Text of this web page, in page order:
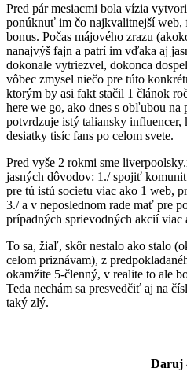
Pred pár mesiacmi bola vízia
ponúknuť im čo najkvalitnejší web,
bonus. Počas májového zrazu
nanajvýš fajn a patrí im vďaka aj
dokonale vytriezvel, dokonca
vôbec zmysel niečo pre túto
ktorým by asi fakt stačil 1 článok
here we go, ako dnes s obľubou na
potvrdzuje istý taliansky
desiatky tisíc fans po celom svete.
Pred vyše 2 rokmi sme
jasných dôvodov: 1./ spojiť
pre tú istú societu viac ako 1 web,
3./ a v neposlednom rade mať pre
prípadných sprievodných akcií
To sa, žiaľ, skôr nestalo ako stalo
celom priznávam), z
okamžite 5-členný, v realite to ale
Teda nechám sa presvedčiť aj na
taký zlý.
Daruj